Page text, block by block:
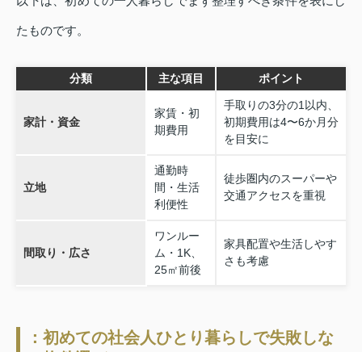
たものです。
分類 主な項目 ポイント
家計・資金
家賃・初
期費用
手取りの3分の1以内、
初期費用は4〜6か月分
を目安に
立地
通勤時
間・生活
利便性
徒歩圏内のスーパーや
交通アクセスを重視
間取り・広さ
ワンルー
ム・1K、
25㎡前後
家具配置や生活しやす
さも考慮
：初めての社会人ひとり暮らしで失敗しな